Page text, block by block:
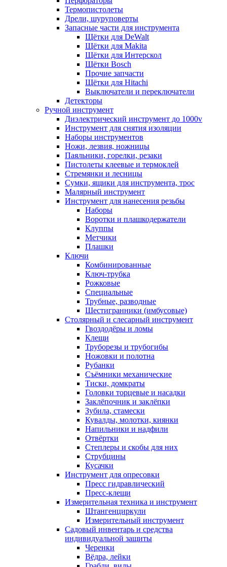
Термопистолеты
Дрели, шуруповерты
Запасные части для инструмента
Щётки для DeWalt
Щётки для Makita
Щётки для Интерскол
Щётки Bosch
Прочие запчасти
Щётки для Hitachi
Выключатели и переключатели
Детекторы
Ручной инструмент
Диэлектрический инструмент до 1000v
Инструмент для снятия изоляции
Наборы инструментов
Ножи, лезвия, ножницы
Паяльники, горелки, резаки
Пистолеты клеевые и термоклей
Стремянки и лесницы
Сумки, ящики для инструмента, трос
Малярный инструмент
Инструмент для нанесения резьбы
Наборы
Воротки и плашкодержатели
Клуппы
Метчики
Плашки
Ключи
Комбинированные
Ключ-трубка
Рожковые
Специальные
Трубные, разводные
Шестигранники (имбусовые)
Столярный и слесарный инструмент
Гвоздодёры и ломы
Клещи
Труборезы и трубогибы
Ножовки и полотна
Рубанки
Съёмники механические
Тиски, домкраты
Головки торцевые и насадки
Заклёпочник и заклёпки
Зубила, стамески
Кувалды, молотки, киянки
Напильники и надфили
Отвёртки
Степлеры и скобы для них
Струбцины
Кусачки
Инструмент для опресовки
Пресс гидравлический
Пресс-клещи
Измерительная техника и инструмент
Штангенциркули
Измерительный инструмент
Садовый инвентарь и средства
индивидуальной защиты
Черенки
Вёдра, лейки